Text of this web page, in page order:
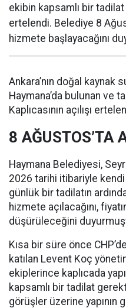
ekibin kapsamlı bir
ertelendi. Belediye 8
hizmete başlayacağını
Ankara’nın doğal kaynak
Haymana’da bulunan ve
Kaplıcasının açılışı
8 AĞUSTOS’TA
Haymana Belediyesi,
2026 tarihi itibariyle
günlük bir tadilatın
hizmete açılacağını,
düşürüleceğini
Kısa bir süre önce
katılan Levent Koç
ekiplerince kaplıcada
kapsamlı bir tadilat
görüşler üzerine yapının